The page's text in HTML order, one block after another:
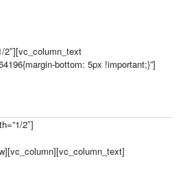
2″][vc_column_text
bottom: 5px !important;}”]
2″]